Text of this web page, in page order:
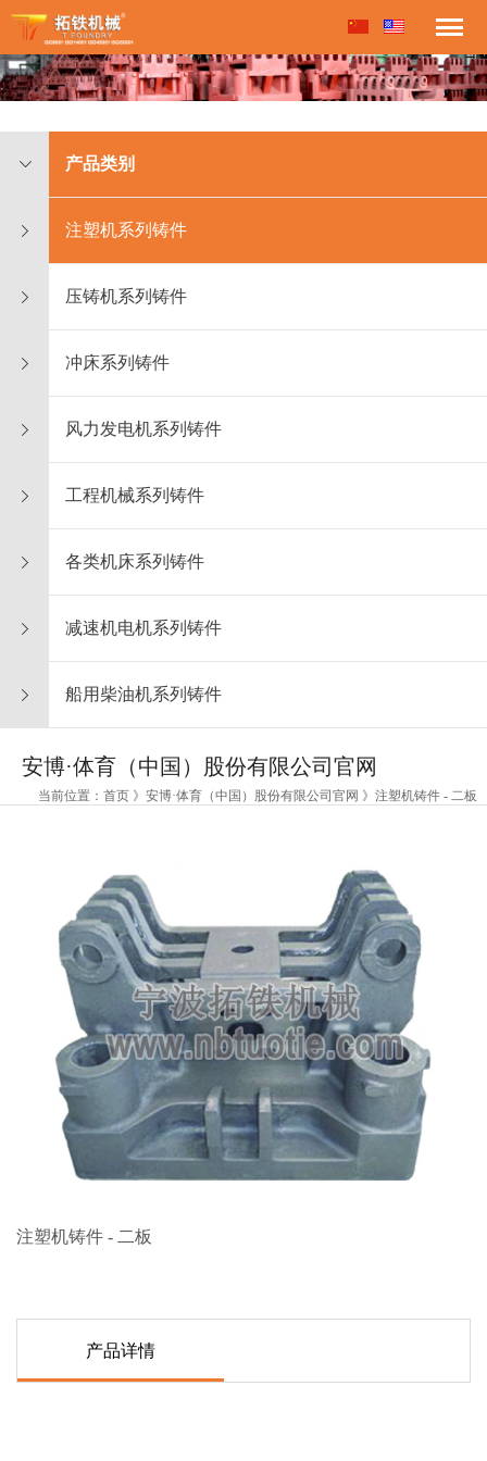
产品类别
注塑机系列铸件
压铸机系列铸件
冲床系列铸件
风力发电机系列铸件
工程机械系列铸件
各类机床系列铸件
减速机电机系列铸件
船用柴油机系列铸件
安博·体育（中国）股份有限公司官网
当前位置：首页 》安博·体育（中国）股份有限公司官网 》注塑机铸件 - 二板
注塑机铸件 - 二板
产品详情